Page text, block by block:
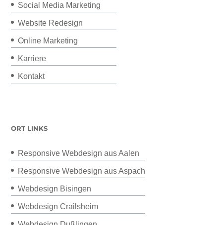
Social Media Marketing
Website Redesign
Online Marketing
Karriere
Kontakt
ORT LINKS
Responsive Webdesign aus Aalen
Responsive Webdesign aus Aspach
Webdesign Bisingen
Webdesign Crailsheim